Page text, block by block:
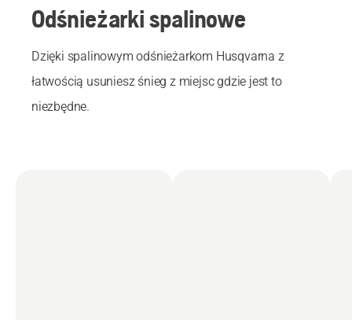
Odśnieżarki spalinowe
Dzięki spalinowym odśnieżarkom Husqvarna z
łatwością usuniesz śnieg z miejsc gdzie jest to
niezbędne.